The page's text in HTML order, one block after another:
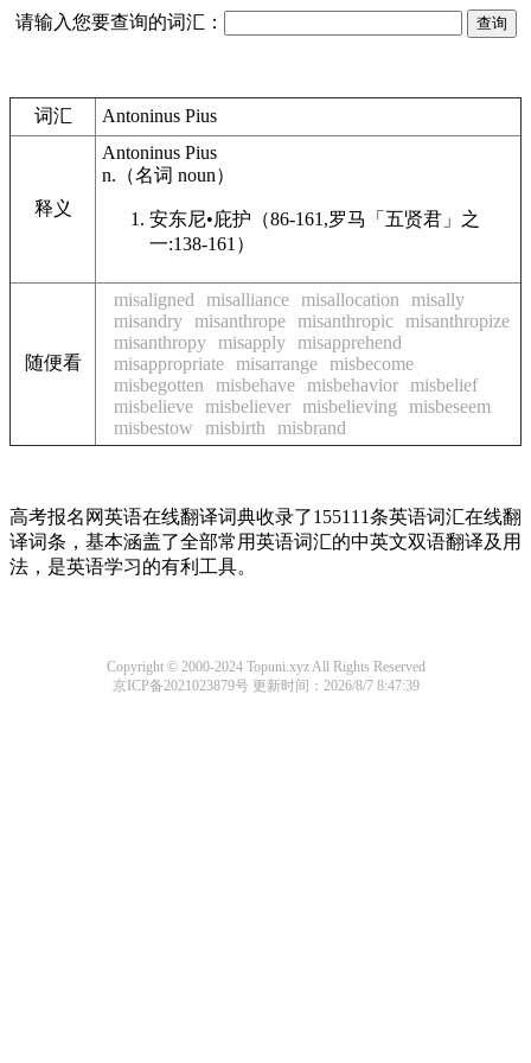
请输入您要查询的词汇：
词汇 Antoninus Pius
释义
Antoninus Pius
n. （名词 noun）
安东尼•庇护（86-161,罗马「五贤君」之
一:138-161）
随便看
misaligned misalliance misallocation
misally
misandry misanthrope misanthropic misanthropize
misanthropy misapply misapprehend
misappropriate misarrange misbecome
misbegotten
misbehave misbehavior misbelief
misbelieve misbeliever misbelieving
misbeseem
misbestow
misbirth misbrand
高考报名网英语在线翻译词典收录了155111条英语词汇在线翻
译词条，基本涵盖了全部常用英语词汇的中英文双语翻译及用
法，是英语学习的有利工具。
Copyright © 2000-2024 Topuni.xyz All Rights Reserved
京ICP备2021023879号更新时间：2026/8/7 8:47:39